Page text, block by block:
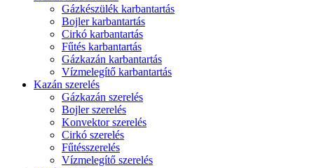
Gázkészülék karbantartás
Bojler karbantartás
Cirkó karbantartás
Fűtés karbantartás
Gázkazán karbantartás
Vízmelegítő karbantartás
Kazán szerelés
Gázkazán szerelés
Bojler szerelés
Konvektor szerelés
Cirkó szerelés
Fűtésszerelés
Vízmelegítő szerelés